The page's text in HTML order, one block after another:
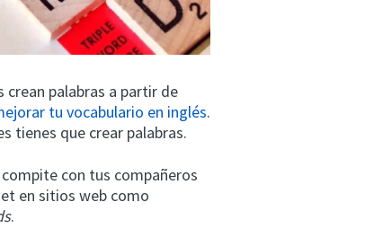
crean palabras a partir de
tu vocabulario en inglés.
tienes que crear palabras.
con tus compañeros
en sitios web como
.